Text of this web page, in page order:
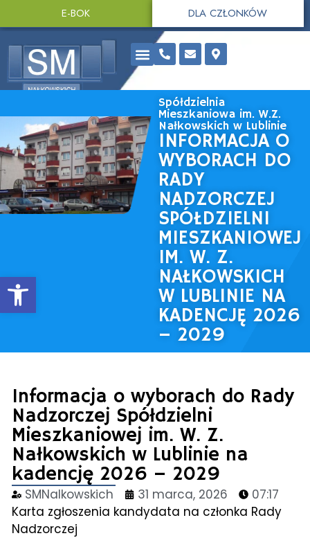
Open toolbar
E-BOK DLA CZŁONKÓW
Spółdzielnia
Mieszkaniowa im. W.Z.
Nałkowskich w Lublinie
INFORMACJA O
WYBORACH DO
RADY
NADZORCZEJ
SPÓŁDZIELNI
MIESZKANIOWEJ
IM. W. Z.
NAŁKOWSKICH
W LUBLINIE NA
KADENCJĘ 2026
– 2029
Informacja o wyborach do Rady
Nadzorczej Spółdzielni
Mieszkaniowej im. W. Z.
Nałkowskich w Lublinie na
kadencję 2026 – 2029
SMNalkowskich 31 marca, 2026
07:17
Karta zgłoszenia kandydata na członka Rady
Nadzorczej